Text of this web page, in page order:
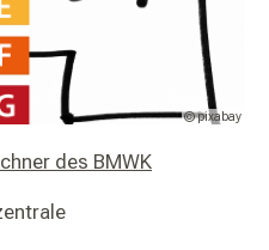
© pixabay
des BMWK